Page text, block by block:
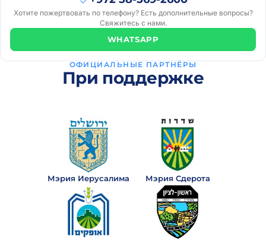
назад
M
₪52· 2
года
назад
назад
года
Хотите пожертвовать по телефону? Есть дополнительные вопросы?
Свяжитесь с нами.
WHATSAPP
ОФИЦИАЛЬНЫЕ ПАРТНЁРЫ
При поддержке
Мэрия Иерусалима Мэрия Сдерота